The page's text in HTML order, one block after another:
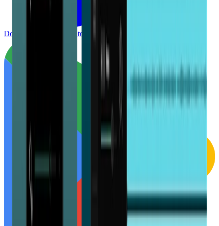
Download on the App Store